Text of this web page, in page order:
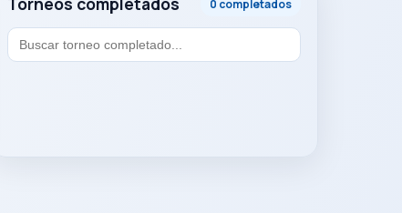
0 completados